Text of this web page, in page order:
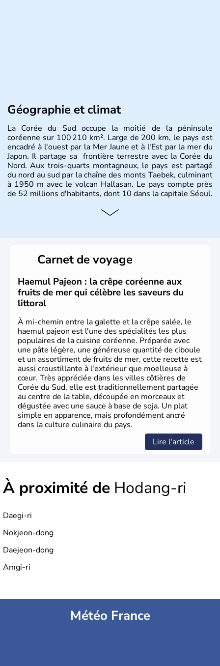
Géographie et climat
La Corée du Sud occupe la moitié de la péninsule
coréenne sur 100 210 km². Large de 200 km, le pays est
encadré à l'ouest par la Mer Jaune et à l'Est par la mer du
Japon. Il partage sa frontière terrestre avec la Corée du
Nord. Aux trois-quarts montagneux, le pays est partagé
du nord au sud par la chaîne des monts Taebek, culminant
à 1950 m avec le volcan Hallasan. Le pays compte près
de 52 millions d'habitants, dont 10 dans la capitale Séoul.
Histoire et administration
christianisme et le bouddhisme en sont les deux
principales religions. Ce pays partage sa culture avec la
Corée du Nord. Les Jeux Olympiques s’y sont déroulés en
1988, de même que la Coupe du Monde de football en
2002, en collaboration avec le Japon.
Carnet de voyage
Haemul Pajeon : la crêpe coréenne aux
fruits de mer qui célèbre les saveurs du
littoral
À mi-chemin entre la galette et la crêpe salée, le
haemul pajeon est l'une des spécialités les plus
populaires de la cuisine coréenne. Préparée avec
une pâte légère, une généreuse quantité de ciboule
et un assortiment de fruits de mer, cette recette est
aussi croustillante à l'extérieur que moelleuse à
cœur. Très appréciée dans les villes côtières de
Corée du Sud, elle est traditionnellement partagée
au centre de la table, découpée en morceaux et
dégustée avec une sauce à base de soja. Un plat
simple en apparence, mais profondément ancré
dans la culture culinaire du pays.
Lire l'article
À proximité de Hodang-ri
Daegi-ri
Nokjeon-dong
Daejeon-dong
Amgi-ri
Météo France